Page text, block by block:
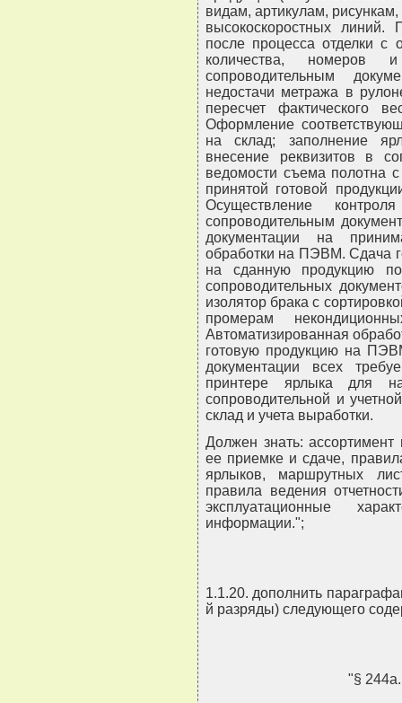
видам, артикулам,
высокоскоростных линий.
после процесса отделки с
количества, номеров
сопроводительным
недостачи метража в
пересчет фактического
Оформление
на склад; заполнение
внесение реквизитов в
ведомости съема полотна
принятой готовой
Осуществление
сопроводительным
документации на
обработки на ПЭВМ. Сдача
на сданную продукцию
сопроводительных
изолятор брака с
промерам
Автоматизированная
готовую продукцию на
документации всех
принтере ярлыка для
сопроводительной и
склад и учета выработки.
Должен знать:
ее приемке и сдаче,
ярлыков, маршрутных
правила ведения
эксплуатационные
информации.";
1.1.20. дополнить
й разряды) следующего
"§